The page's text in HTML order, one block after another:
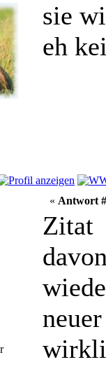
sie
eh
« Antwort
Zitat